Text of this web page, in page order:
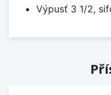
Výpusť 3 1/2,